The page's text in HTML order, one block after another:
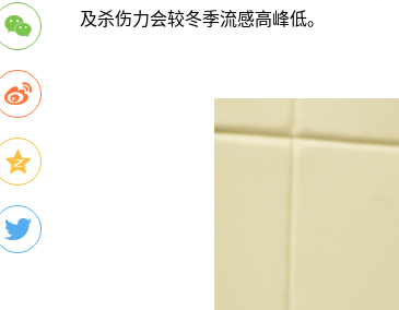
及杀伤力会较冬季流感高峰低。